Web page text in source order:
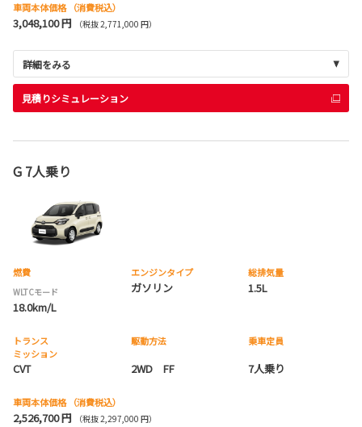
車両本体価格 （消費税込）
3,048,100 円 （税抜 2,771,000 円）
詳細をみる
見積りシミュレーション
G 7人乗り
燃費
WLTCモード
18.0km/L
エンジンタイプ
ガソリン
総排気量
1.5L
トランス
ミッション
CVT
駆動方法
2WD FF
乗車定員
7人乗り
車両本体価格 （消費税込）
2,526,700 円 （税抜 2,297,000 円）